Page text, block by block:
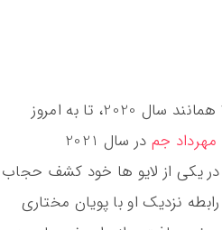
درست است که چند ماهی از سال 2021 گذشته است، اما سال 2021 همانند سال 2020، تا به امروز
مهرداد جم
در سال 2021
در یکی از لایو ها خود کشف حجاب
نزدیک او با پویان مختاری